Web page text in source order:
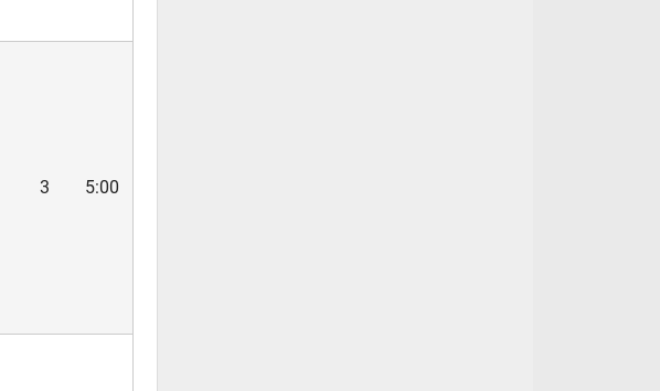
3 5:00